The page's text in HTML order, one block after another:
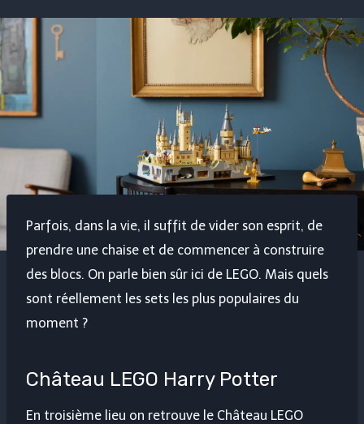
Parfois, dans la vie, il suffit de vider son esprit, de
prendre une chaise et de commencer à construire
des blocs. On parle bien sûr ici de LEGO. Mais quels
sont réellement les sets les plus populaires du
moment ?
Château LEGO Harry Potter
En troisième lieu on retrouve le Château LEGO